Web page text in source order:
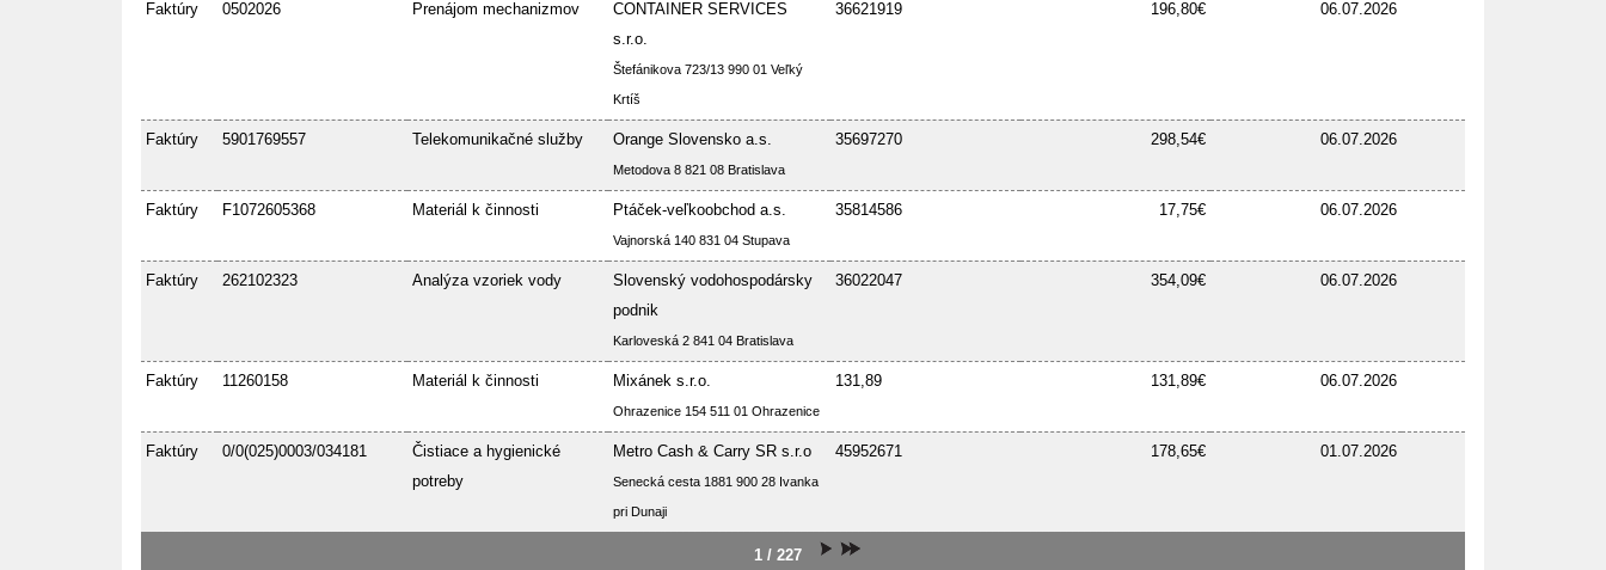
Faktúry 0502026 Prenájom mechanizmov
CONTAINER SERVICES
s.r.o.
Štefánikova 723/13 990 01 Veľký
Krtíš
36621919 196,80€ 06.07.2026
Faktúry 5901769557 Telekomunikačné služby Orange Slovensko a.s.
Metodova 8 821 08 Bratislava
35697270 298,54€ 06.07.2026
Faktúry F1072605368 Materiál k činnosti Ptáček-veľkoobchod a.s.
Vajnorská 140 831 04 Stupava
35814586 17,75€ 06.07.2026
Faktúry 262102323 Analýza vzoriek vody
Slovenský vodohospodársky
podnik
Karloveská 2 841 04 Bratislava
36022047 354,09€ 06.07.2026
Faktúry 11260158 Materiál k činnosti Mixánek s.r.o.
Ohrazenice 154 511 01 Ohrazenice
131,89 131,89€ 06.07.2026
Faktúry 0/0(025)0003/034181
Čistiace a hygienické
potreby
Metro Cash & Carry SR s.r.o
Senecká cesta 1881 900 28 Ivanka
pri Dunaji
45952671 178,65€ 01.07.2026
1 / 227